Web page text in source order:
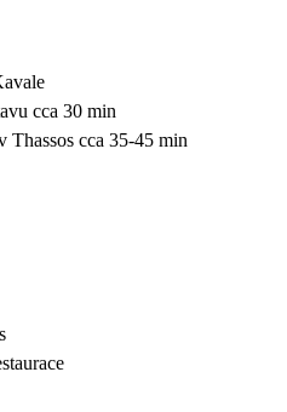
cca 30 min
Thassos cca 35-45 min